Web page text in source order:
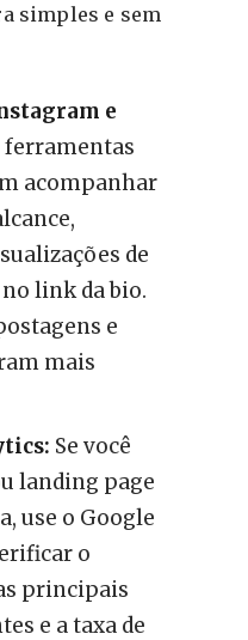
simples e sem
e
ferramentas
acompanhar
de
link da bio.
e
mais
Se você
landing page
use o Google
o
principais
e a taxa de